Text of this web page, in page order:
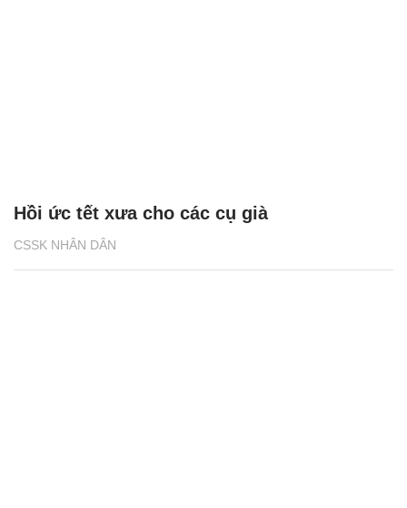
CSSK NHÂN DÂN
Hồi ức tết xưa cho các cụ già